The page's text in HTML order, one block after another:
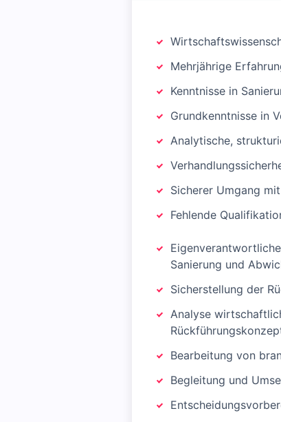
Mehrjährige
Kenntnisse in
Grundkenntnisse in
Analytische,
Sicherer Umgang
Fehlende
Sanierung und
Sicherstellung der
Analyse
Bearbeitung von
Begleitung und